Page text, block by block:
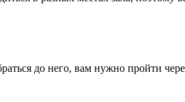
до него, вам нужно пройти